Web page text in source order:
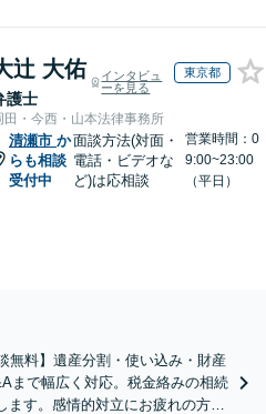
辻 大佑
護士
インタビュ
ーを見る
東京都
田・今西・山本法律事務所
清瀬市 か
らも相談
受付中
面談方法(対面・
電話・ビデオな
ど)は応相談
営業時間：0
9:00~23:00
（平日）
無料】遺産分割・使い込み・財産
まで幅広く対応。税金絡みの相続
ます。感情的対立にお疲れの方や